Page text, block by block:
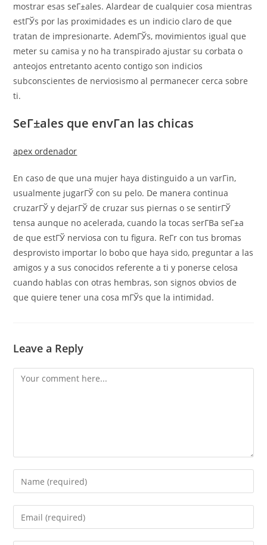
mostrar esas seГ±ales. Alardear de cualquier cosa mientras
estГЎs por las proximidades es un indicio claro de que
tratan de impresionarte. AdemГЎs, movimientos igual que
meter su camisa y no ha transpirado ajustar su corbata o
anteojos entretanto acento contigo son indicios
subconscientes de nerviosismo al permanecer cerca sobre
ti.
SeГ±ales que envГ­an las chicas
apex ordenador
En caso de que una mujer haya distinguido a un varГіn,
usualmente jugarГЎ con su pelo. De manera continua
cruzarГЎ y dejarГЎ de cruzar sus piernas o se sentirГЎ
tensa aunque no acelerada, cuando la tocas serГ­В­a seГ±a
de que estГЎ nerviosa con tu figura. ReГ­r con tus bromas
desprovisto importar lo bobo que haya sido, preguntar a las
amigos y a sus conocidos referente a ti y ponerse celosa
cuando hablas con otras hembras, son signos obvios de
que quiere tener una cosa mГЎs que la intimidad.
Leave a Reply